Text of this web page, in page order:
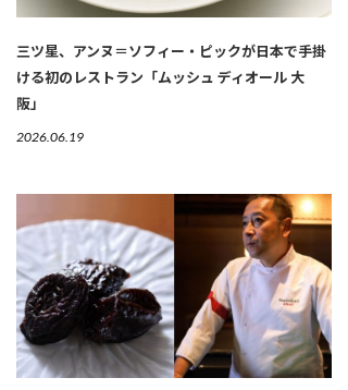
三ツ星、アンヌ＝ソフィー・ピックが日本で手掛
ける初のレストラン「ムッシュ ディオール 大
阪」
2026.06.19